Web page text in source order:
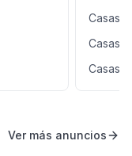
Casas
Casas
Casas
Ver más anuncios